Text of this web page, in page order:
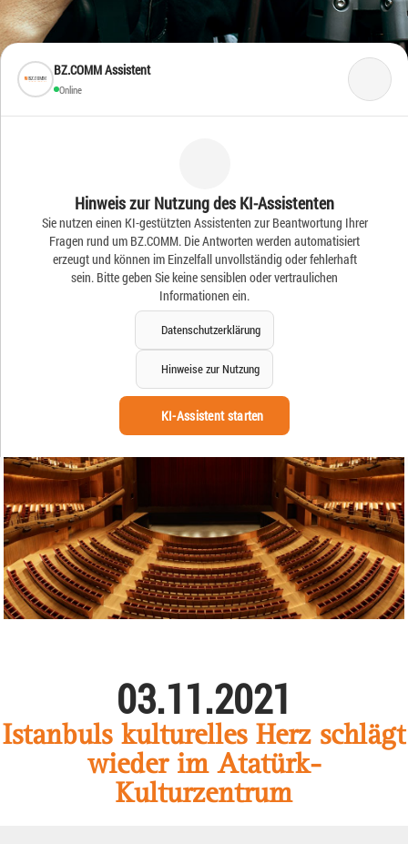
BZ.COMM Assistent
Online
Hinweis zur Nutzung des KI-Assistenten
Sie nutzen einen KI-gestützten Assistenten zur Beantwortung Ihrer
Fragen rund um BZ.COMM. Die Antworten werden automatisiert
erzeugt und können im Einzelfall unvollständig oder fehlerhaft
sein. Bitte geben Sie keine sensiblen oder vertraulichen
Informationen ein.
Datenschutzerklärung
Hinweise zur Nutzung
KI-Assistent starten
Frische Ideen – Frische
News
03.11.2021
Istanbuls kulturelles Herz schlägt
wieder im Atatürk-
Kulturzentrum